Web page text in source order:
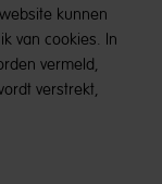
kunnen
van cookies. In
vermeld,
verstrekt,